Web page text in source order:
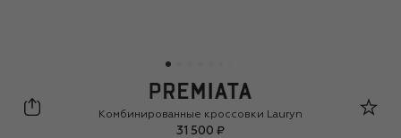
Premiata
Комбинированные кроссовки Lauryn
31 500 ₽